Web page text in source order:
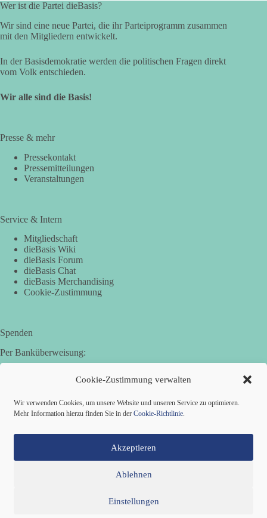
Cookie-Zustimmung verwalten
Wir verwenden Cookies, um unsere Website und unseren Service zu optimieren.
Mehr Information hierzu finden Sie in der Cookie-Richtlinie.
Akzeptieren
Ablehnen
Einstellungen
Wer ist die Partei dieBasis?
Wir sind eine neue Partei, die ihr Parteiprogramm zusammen
mit den Mitgliedern entwickelt.
In der Basisdemokratie werden die politischen Fragen direkt
vom Volk entschieden.
Wir alle sind die Basis!
Presse & mehr
Pressekontakt
Pressemitteilungen
Veranstaltungen
Service & Intern
Mitgliedschaft
dieBasis Wiki
dieBasis Forum
dieBasis Chat
dieBasis Merchandising
Cookie-Zustimmung
Spenden
Per Banküberweisung:
Basisdemokratische Partei Deutschland in Bayern e.V.
IBAN: DE95 7205 1210 0006 3365 31
BIC: BYLADEM1AIC
Kontakt
Cookie-Richtlinie (EU)